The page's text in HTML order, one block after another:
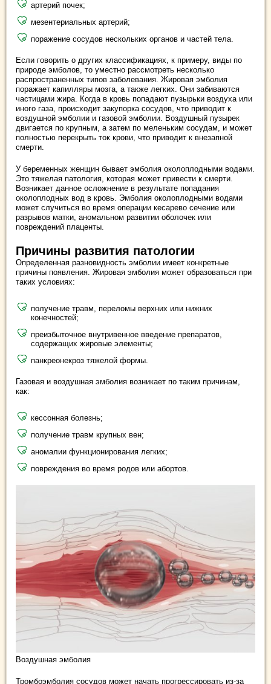
артерий почек;
мезентериальных артерий;
поражение сосудов нескольких органов и частей тела.
Если говорить о других классификациях, к примеру, виды по
природе эмболов, то уместно рассмотреть несколько
распространенных типов заболевания. Жировая эмболия
поражает капилляры мозга, а также легких. Они забиваются
частицами жира. Когда в кровь попадают пузырьки воздуха или
иного газа, происходит закупорка сосудов, что приводит к
воздушной эмболии и газовой эмболии. Воздушный пузырек
двигается по крупным, а затем по меленьким сосудам, и может
полностью перекрыть ток крови, что приводит к внезапной
смерти.
У беременных женщин бывает эмболия околоплодными водами.
Это тяжелая патология, которая может привести к смерти.
Возникает данное осложнение в результате попадания
околоплодных вод в кровь. Эмболия околоплодными водами
может случиться во время операции кесарево сечение или
разрывов матки, аномальном развитии оболочек или
повреждений плаценты.
Причины развития патологии
Определенная разновидность эмболии имеет конкретные
причины появления. Жировая эмболия может образоваться при
таких условиях:
получение травм, переломы верхних или нижних
конечностей;
преизбыточное внутривенное введение препаратов,
содержащих жировые элементы;
панкреонекроз тяжелой формы.
Газовая и воздушная эмболия возникает по таким причинам,
как:
кессонная болезнь;
получение травм крупных вен;
аномалии функционирования легких;
повреждения во время родов или абортов.
Воздушная эмболия
Тромбоэмболия сосудов может начать прогрессировать из-за